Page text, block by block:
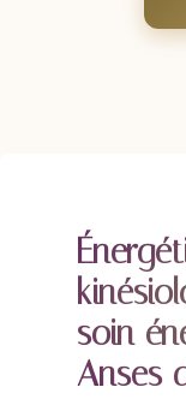
soin
Anses